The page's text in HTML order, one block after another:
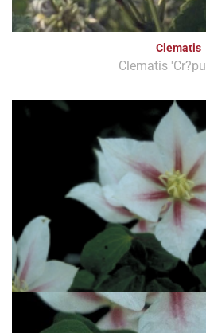
Clematis
Clematis